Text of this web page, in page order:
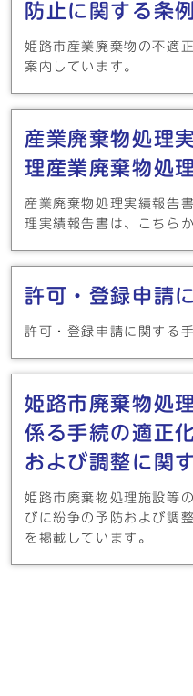
防止に関する条例
姫路市産業廃棄物の不適
案内しています。
産業廃棄物処理
理産業廃棄物処
産業廃棄物処理実績報告
理実績報告書は、こちら
許可・登録申請
許可・登録申請に関する
姫路市廃棄物処
係る手続の適正
および調整に関
姫路市廃棄物処理施設等
びに紛争の予防および調
を掲載しています。